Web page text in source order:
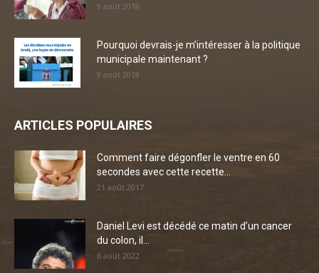
9 août 2018
Pourquoi devrais-je m’intéresser à la politique
municipale maintenant ?
9 août 2018
ARTICLES POPULAIRES
Comment faire dégonfler le ventre en 60
secondes avec cette recette...
21 août 2017
Daniel Levi est décédé ce matin d’un cancer
du colon, il...
6 août 2022